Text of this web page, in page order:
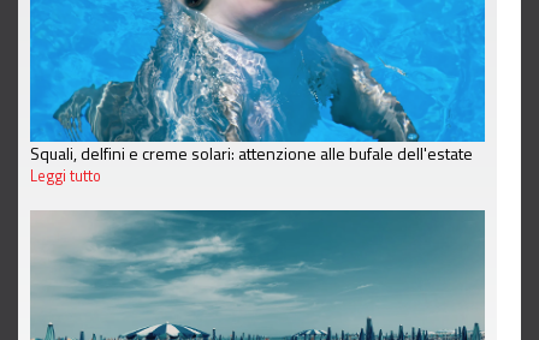
Squali, delfini e creme solari: attenzione alle bufale dell'estate
Leggi tutto